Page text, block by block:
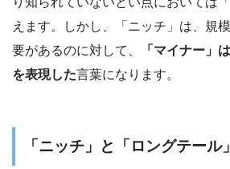
えます。しかし、「ニッチ」は、規
要があるのに対して、
「マイナー」
を表現した言葉になります。
「ニッチ」と「ロングテール